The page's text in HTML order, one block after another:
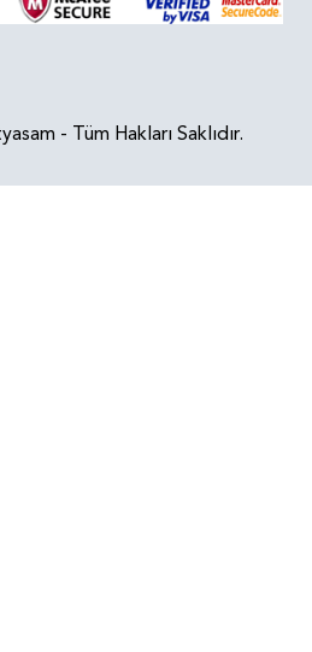
- Tüm Hakları Saklıdır.